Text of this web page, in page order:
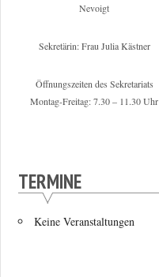
Nevoigt
Sekretärin: Frau Julia Kästner
Öffnungszeiten des Sekretariats
Montag-Freitag: 7.30 – 11.30 Uhr
TERMINE
Keine Veranstaltungen